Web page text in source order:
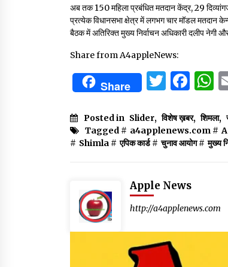
अब तक 150 महिला प्रबंधित मतदान केंद्र, 29
प्रत्येक विधानसभा क्षेत्र में लगभग चार मॉडल मतदान
बैठक में अतिरिक्त मुख्य निर्वाचन अधिकारी दलीप नेगी
Share from A4appleNews:
Share
Posted in Slider, विशेष ख़बर, शिमला,
Tagged # a4applenews.com #
# Shimla # एपिक कार्ड# चुनाव आयोग# मुख्य
Apple News
http://a4applenews.com